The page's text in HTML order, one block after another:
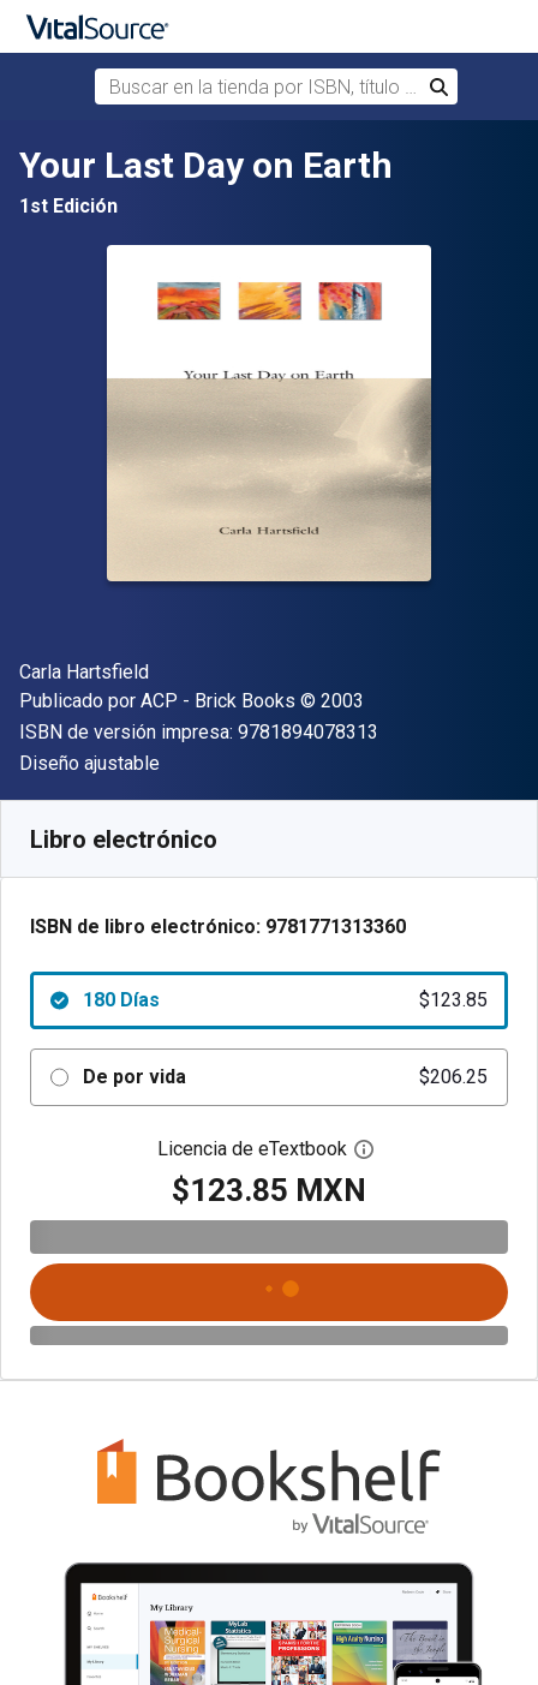
Buscar en la tienda por ISBN, título o autor
Buscar
Your Last Day on Earth
1st Edición
Autor(es)
Carla Hartsfield
Editor
Publicado por ACP - Brick Books Copyright
© 2003
ISBN de versión impresa: 9781894078313
Formato
Diseño ajustable
Libro electrónico
ISBN de libro electrónico: 9781771313360
180 Días $123.85
De por vida $206.25
Licencia de eTextbook Abre el cuadro de
$123.85 MXN